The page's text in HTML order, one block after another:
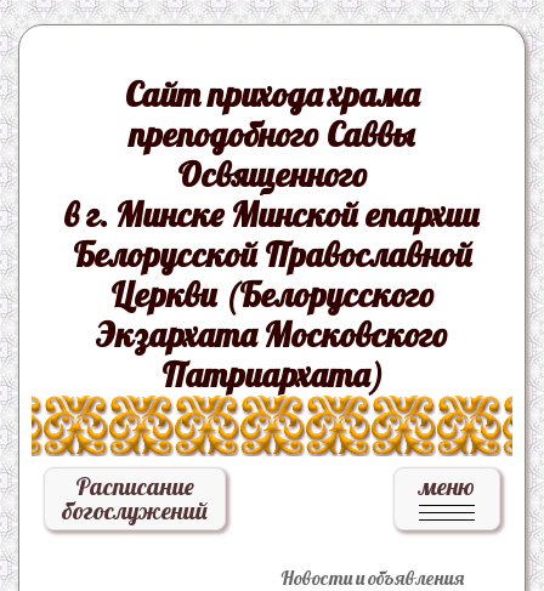
Сайт прихода храма
преподобного Саввы
Освященного
в г. Минске Минской епархии
Белорусской Православной
Церкви (Белорусского
Экзархата Московского
Патриархата)
Расписание
богослужений
меню
Новости и объявления